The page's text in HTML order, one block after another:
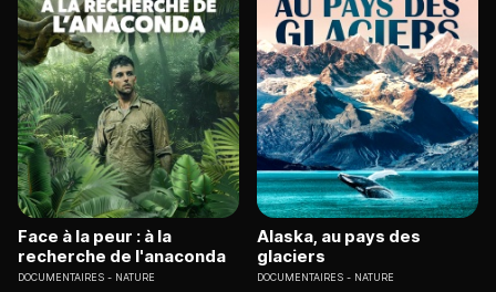
Face à la peur : à la
recherche de l'anaconda
DOCUMENTAIRES NATURE
Alaska, au pays des
glaciers
DOCUMENTAIRES NATURE